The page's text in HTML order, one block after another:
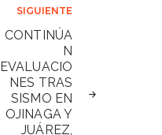
SIGUIENTE
CONTINÚA
N
EVALUACIO
NES TRAS
SISMO EN
OJINAGA Y
JUÁREZ,